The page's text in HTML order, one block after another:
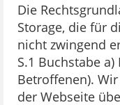
Die
Storage, die für
nicht zwingend
S.1 Buchstabe
Betroffenen).
der Webseite